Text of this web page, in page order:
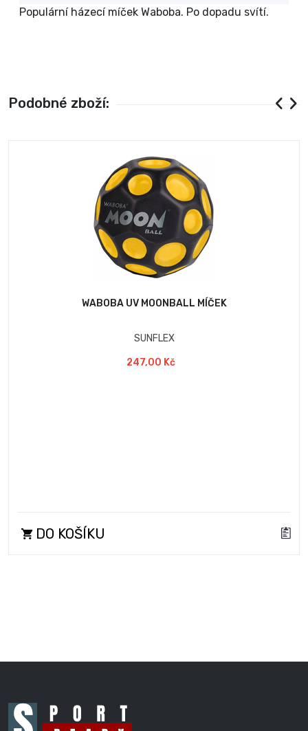
Populární házecí míček Waboba. Po dopadu svítí.
Podobné zboží:
WABOBA UV MOONBALL MÍČEK
SUNFLEX
247,00 Kč
DO KOŠÍKU